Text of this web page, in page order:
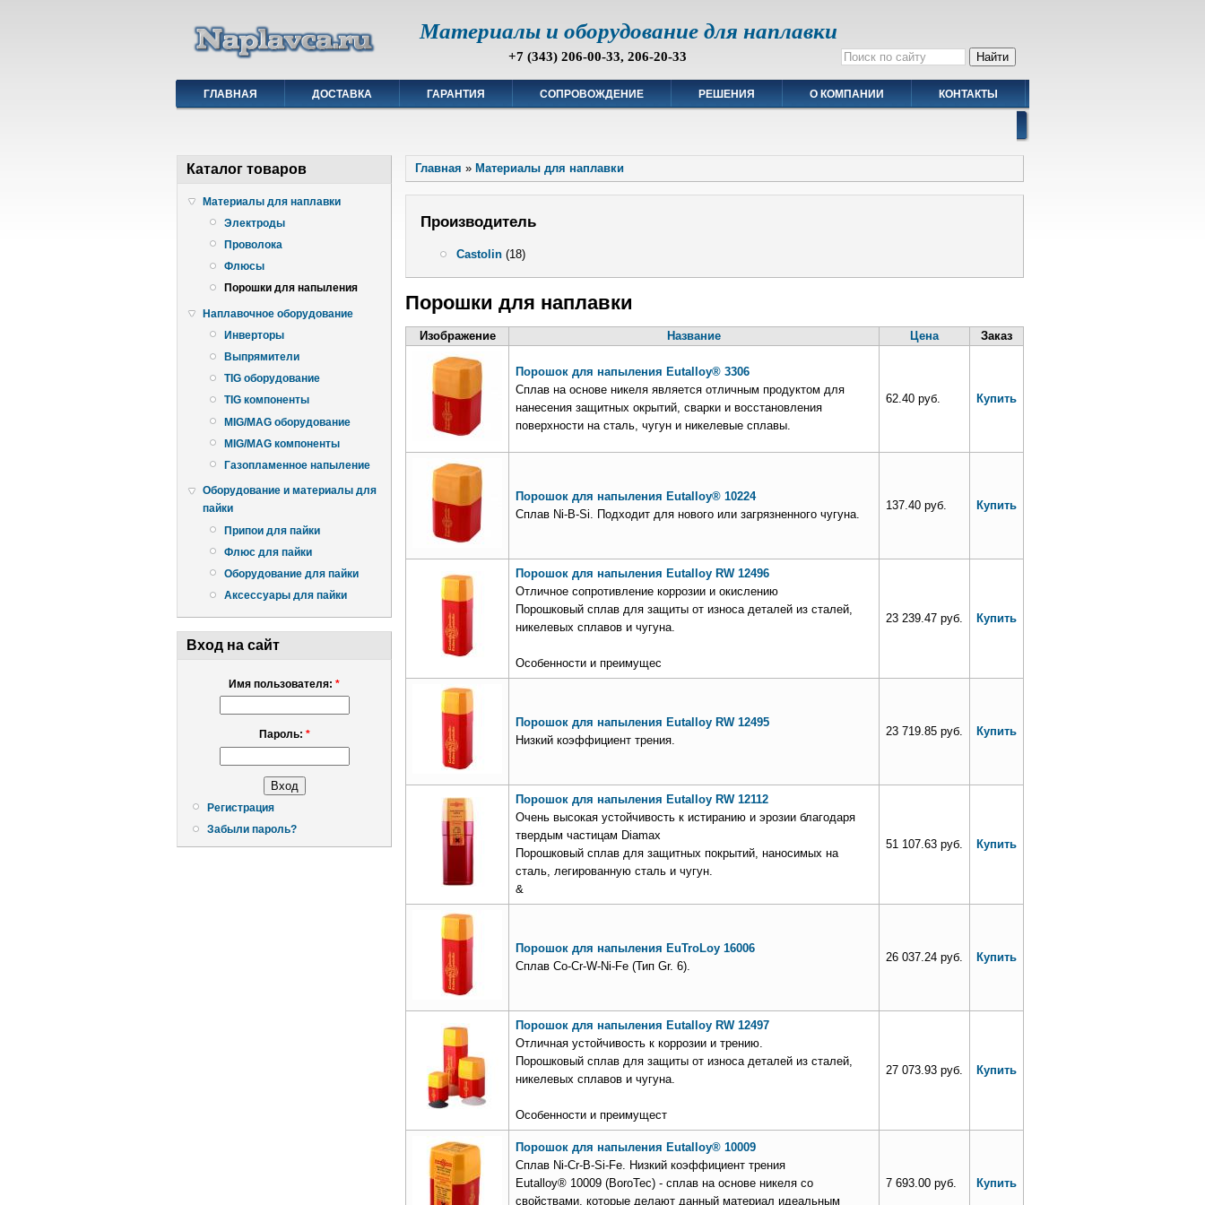
Материалы и оборудование для наплавки
+7 (343) 206-00-33, 206-20-33
ГЛАВНАЯ ДОСТАВКА ГАРАНТИЯ СОПРОВОЖДЕНИЕ РЕШЕНИЯ О КОМПАНИИ КОНТАКТЫ
Каталог товаров
Материалы для наплавки
Электроды
Проволока
Флюсы
Порошки для напыления
Наплавочное оборудование
Инверторы
Выпрямители
TIG оборудование
TIG компоненты
MIG/MAG оборудование
MIG/MAG компоненты
Газопламенное напыление
Оборудование и материалы для
пайки
Припои для пайки
Флюс для пайки
Оборудование для пайки
Аксессуары для пайки
Вход на сайт
Имя пользователя: *
Пароль: *
Регистрация
Забыли пароль?
Главная » Материалы для наплавки
Производитель
Castolin (18)
Порошки для наплавки
Изображение Название Цена Заказ
Порошок для напыления Eutalloy® 3306
Сплав на основе никеля является отличным продуктом для
нанесения защитных окрытий, сварки и восстановления
поверхности на сталь, чугун и никелевые сплавы.
62.40 руб. Купить
Порошок для напыления Eutalloy® 10224
Сплав Ni-B-Si. Подходит для нового или загрязненного чугуна.
137.40 руб. Купить
Порошок для напыления Eutalloy RW 12496
Отличное сопротивление коррозии и окислению
Порошковый сплав для защиты от износа деталей из сталей,
никелевых сплавов и чугуна.
Особенности и преимущес
23 239.47 руб. Купить
Порошок для напыления Eutalloy RW 12495
Низкий коэффициент трения.
23 719.85 руб. Купить
Порошок для напыления Eutalloy RW 12112
Очень высокая устойчивость к истиранию и эрозии благодаря
твердым частицам Diamax
Порошковый сплав для защитных покрытий, наносимых на
сталь, легированную сталь и чугун.
&
51 107.63 руб. Купить
Порошок для напыления EuTroLoy 16006
Сплав Co-Cr-W-Ni-Fe (Тип Gr. 6).
26 037.24 руб. Купить
Порошок для напыления Eutalloy RW 12497
Отличная устойчивость к коррозии и трению.
Порошковый сплав для защиты от износа деталей из сталей,
никелевых сплавов и чугуна.
Особенности и преимущест
27 073.93 руб. Купить
Порошок для напыления Eutalloy® 10009
Сплав Ni-Cr-B-Si-Fe. Низкий коэффициент трения
Eutalloy® 10009 (BoroTec) - сплав на основе никеля со
свойствами, которые делают данный материал идеальным
7 693.00 руб. Купить